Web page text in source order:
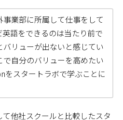
事業部に所属して仕事をして
英語をできるのは当たり前で
バリューが出ないと感じてい
で自分のバリューを高めたい
をスタートラボで学ぶことに
他社スクールと比較したスタ